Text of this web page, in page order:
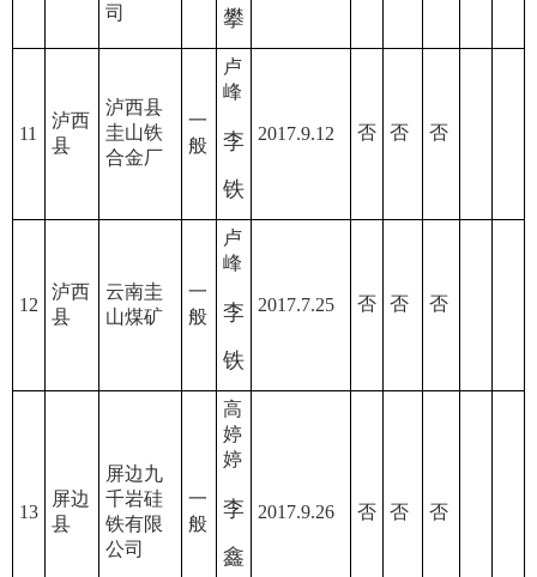
司
攀
11
泸西
县
泸西县
圭山铁
合金厂
一
般
卢
峰
李
铁
2017.9.12 否 否 否
12
泸西
县
云南圭
山煤矿
一
般
卢
峰
李
铁
2017.7.25 否 否 否
13
屏边
县
屏边九
千岩硅
铁有限
公司
一
般
高
婷
婷
李
鑫
2017.9.26 否 否 否